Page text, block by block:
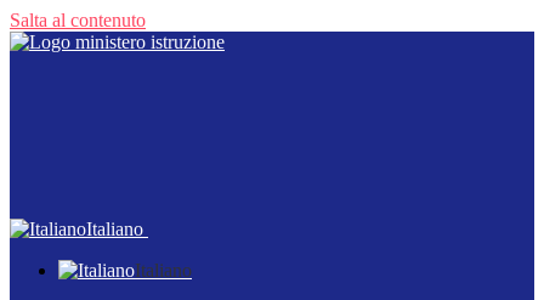
Salta al contenuto
Italiano
Italiano